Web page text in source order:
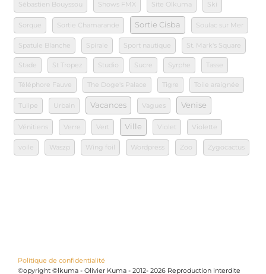
Sébastien Bouyssou Shows FMX Site Olkuma Ski
Sorque Sortie Chamarande Sortie Cisba Soulac sur Mer
Spatule Blanche Spirale Sport nautique St. Mark's Square
Stade St Tropez Studio Sucre Syrphe Tasse
Téléphore Fauve The Doge's Palace Tigre Toile araignée
Tulipe Urbain Vacances Vagues Venise
Vénitiens Verre Vert Ville Violet Violette
voile Waszp Wing foil Wordpress Zoo Zygocactus
Politique de confidentialité
©opyright ©lkuma - Olivier Kuma - 2012- 2026 Reproduction interdite